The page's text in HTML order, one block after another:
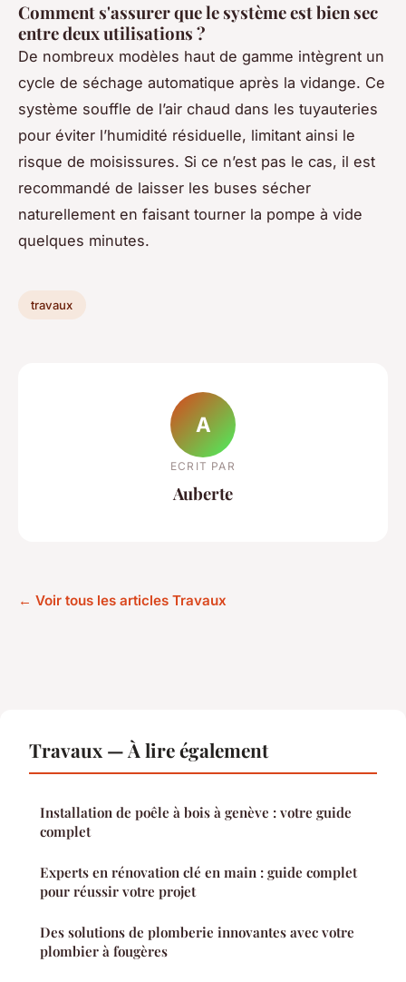
Comment s'assurer que le système est bien sec
entre deux utilisations ?
De nombreux modèles haut de gamme intègrent un
cycle de séchage automatique après la vidange. Ce
système souffle de l’air chaud dans les tuyauteries
pour éviter l’humidité résiduelle, limitant ainsi le
risque de moisissures. Si ce n’est pas le cas, il est
recommandé de laisser les buses sécher
naturellement en faisant tourner la pompe à vide
quelques minutes.
travaux
A
ECRIT PAR
Auberte
← Voir tous les articles Travaux
Travaux — À lire également
Installation de poêle à bois à genève : votre guide
complet
Experts en rénovation clé en main : guide complet
pour réussir votre projet
Des solutions de plomberie innovantes avec votre
plombier à fougères